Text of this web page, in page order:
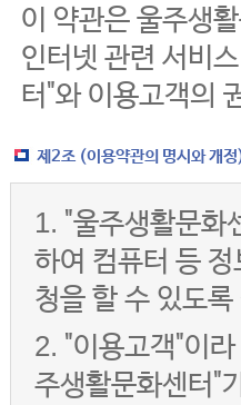
이 약관은 울주생
인터넷 관련 서비
터"와 이용고객의
제2조 (이용약관의 명시와 개
1. "울주생활문화
하여 컴퓨터 등
청을 할 수 있도
2. "이용고객"이
주생활문화센터"